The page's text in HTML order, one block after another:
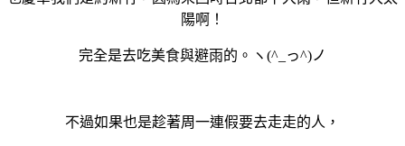
陽啊！
完全是去吃美食與避雨的。ヽ(^_っ^)ノ
不過如果也是趁著周一連假要去走走的人，